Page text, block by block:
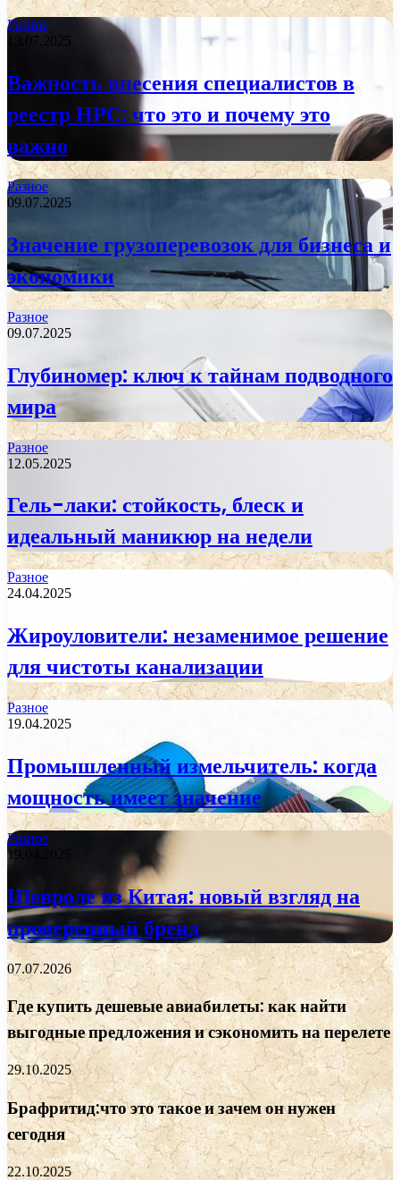
Разное
13.07.2025
Важность внесения специалистов в
реестр НРС: что это и почему это
важно
Разное
09.07.2025
Значение грузоперевозок для бизнеса и
экономики
Разное
09.07.2025
Глубиномер: ключ к тайнам подводного
мира
Разное
12.05.2025
Гель-лаки: стойкость, блеск и
идеальный маникюр на недели
Разное
24.04.2025
Жироуловители: незаменимое решение
для чистоты канализации
Разное
19.04.2025
Промышленный измельчитель: когда
мощность имеет значение
Разное
19.04.2025
Шевроле из Китая: новый взгляд на
проверенный бренд
07.07.2026
Где купить дешевые авиабилеты: как найти
выгодные предложения и сэкономить на перелете
29.10.2025
Брафритид:что это такое и зачем он нужен
сегодня
22.10.2025